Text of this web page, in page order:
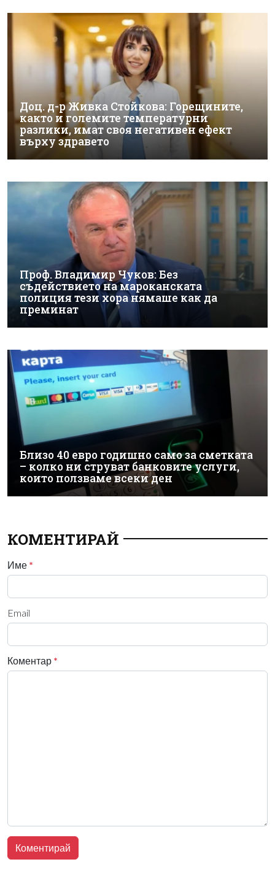
Доц. д-р Живка Стойкова: Горещините,
както и големите температурни
разлики, имат своя негативен ефект
върху здравето
Проф. Владимир Чуков: Без
съдействието на мароканската
полиция тези хора нямаше как да
преминат
Близо 40 евро годишно само за сметката
– колко ни струват банковите услуги,
които ползваме всеки ден
КОМЕНТИРАЙ
Име *
Email
Коментар *